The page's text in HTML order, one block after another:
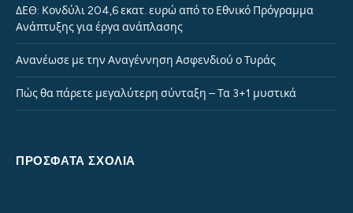
ΔΕΘ: Κονδύλι 204,6 εκατ. ευρώ από το Εθνικό Πρόγραμμα
Ανάπτυξης για έργα ανάπλασης
Ανανέωσε με την Αναγέννηση Ασφενδιού ο Τυράς
Πώς θα πάρετε μεγαλύτερη σύνταξη – Τα 3+1 μυστικά
ΠΡΌΣΦΑΤΑ ΣΧΌΛΙΑ